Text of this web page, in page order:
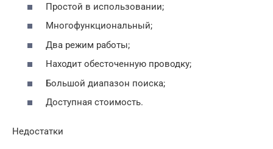
Простой в использовании;
Многофункциональный;
Два режим работы;
Находит обесточенную проводку;
Большой диапазон поиска;
Доступная стоимость.
Недостатки